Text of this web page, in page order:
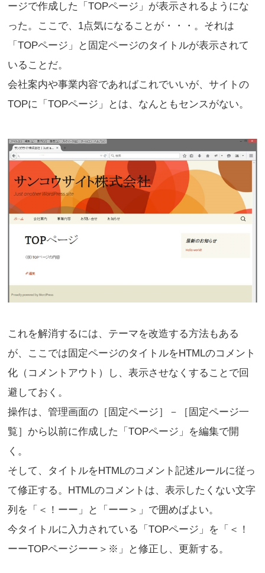
ージで作成した「TOPページ」が表示されるようにな
った。ここで、1点気になることが・・・。それは
「TOPページ」と固定ページのタイトルが表示されて
いることだ。
会社案内や事業内容であればこれでいいが、サイトの
TOPに「TOPページ」とは、なんともセンスがない。
これを解消するには、テーマを改造する方法もある
が、ここでは固定ページのタイトルをHTMLのコメント
化（コメントアウト）し、表示させなくすることで回
避しておく。
操作は、管理画面の［固定ページ］－［固定ページ一
覧］から以前に作成した「TOPページ」を編集で開
く。
そして、タイトルをHTMLのコメント記述ルールに従っ
て修正する。HTMLのコメントは、表示したくない文字
列を「＜！ーー」と「ーー＞」で囲めばよい。
今タイトルに入力されている「TOPページ」を「＜！
ーーTOPページーー＞※」と修正し、更新する。